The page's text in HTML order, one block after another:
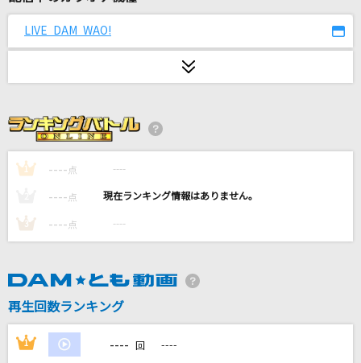
[生音]晴る
万華鏡
[生音]インフェルノ(アニメ映像 Ver.)
Mrs. GREEN APPLE
BOOWY
AKASAKI
SHIVER
the GazettE(ガゼット)
LIVE DAM WAO!
1 ---- 点 ----
---- 点 ----
3 ---- 点 ----
再生回数ランキング
1 ---- 回 ----